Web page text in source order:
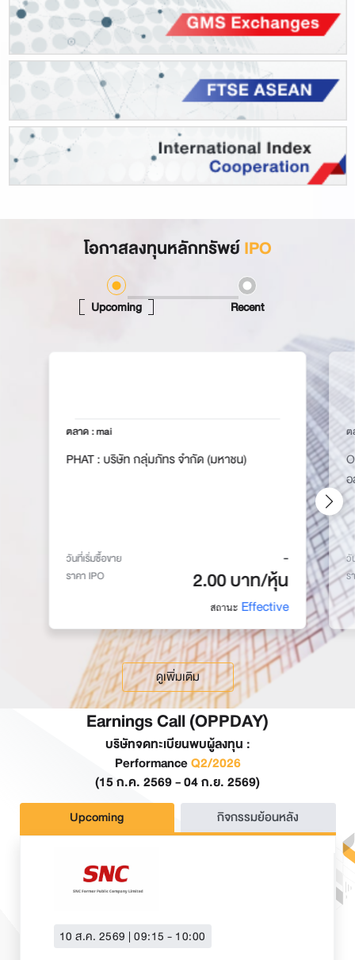
โอกาสลงทุนหลักทรัพย์IPO
Upcoming Recent
ตลาด : mai
PHAT : บริษัท กลุ่มภัทร จำกัด (มหาชน)
วันที่เริ่มซื้อขาย -
ราคา IPO 2.00 บาท/หุ้น
สถานะ Effective
ต
วั
ร
ดูเพิ่มเติม
Earnings Call (OPPDAY)
บริษัท​จดทะเบียนพบผู้ลงทุน :
PerformanceQ2/2026
(15 ก.ค. 2569 - 04 ก.ย. 2569)
Upcoming กิจกรรมย้อนหลัง
10 ส.ค. 2569 | 09:15 - 10:00